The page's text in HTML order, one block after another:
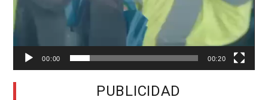
00:00 00:20
PUBLICIDAD